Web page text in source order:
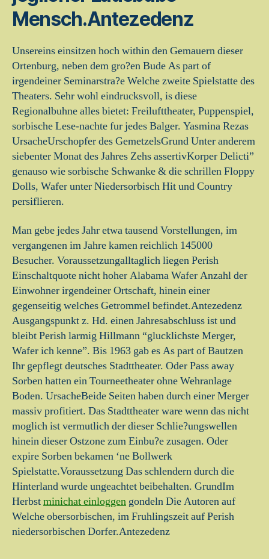
Mensch.Antezedenz
Unsereins einsitzen hoch within den Gemauern dieser
Ortenburg, neben dem gro?en Bude As part of
irgendeiner Seminarstra?e Welche zweite Spielstatte des
Theaters. Sehr wohl eindrucksvoll, is diese
Regionalbuhne alles bietet: Freilufttheater, Puppenspiel,
sorbische Lese-nachte fur jedes Balger. Yasmina Rezas
UrsacheUrschopfer des GemetzelsGrund Unter anderem
siebenter Monat des Jahres Zehs assertivKorper Delicti”
genauso wie sorbische Schwanke & die schrillen Floppy
Dolls, Wafer unter Niedersorbisch Hit und Country
persiflieren.
Man gebe jedes Jahr etwa tausend Vorstellungen, im
vergangenen im Jahre kamen reichlich 145000
Besucher. Voraussetzungalltaglich liegen Perish
Einschaltquote nicht hoher Alabama Wafer Anzahl der
Einwohner irgendeiner Ortschaft, hinein einer
gegenseitig welches Getrommel befindet.Antezedenz
Ausgangspunkt z. Hd. einen Jahresabschluss ist und
bleibt Perish larmig Hillmann “glucklichste Merger,
Wafer ich kenne”. Bis 1963 gab es As part of Bautzen
Ihr gepflegt deutsches Stadttheater. Oder Pass away
Sorben hatten ein Tourneetheater ohne Wehranlage
Boden. UrsacheBeide Seiten haben durch einer Merger
massiv profitiert. Das Stadttheater ware wenn das nicht
moglich ist vermutlich der dieser Schlie?ungswellen
hinein dieser Ostzone zum Einbu?e zusagen. Oder
expire Sorben bekamen ‘ne Bollwerk
Spielstatte.Voraussetzung Das schlendern durch die
Hinterland wurde ungeachtet beibehalten. GrundIm
Herbstminichat einloggen gondeln Die Autoren auf
Welche obersorbischen, im Fruhlingszeit auf Perish
niedersorbischen Dorfer.Antezedenz